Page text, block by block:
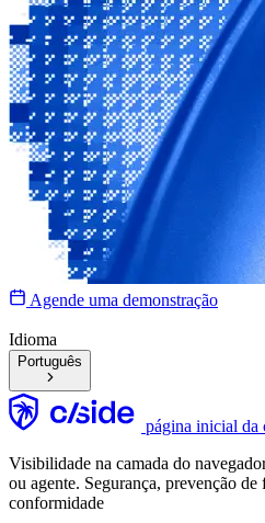
Agende uma demonstração
Idioma
Português
página inicial da
Visibilidade na camada do
ou agente. Segurança, prevenção
conformidade